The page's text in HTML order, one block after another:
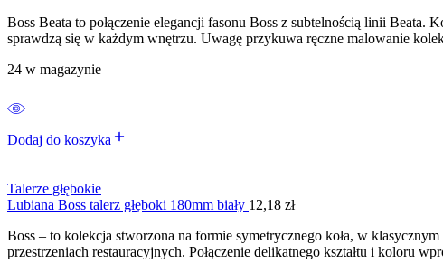
Boss Beata to połączenie elegancji fasonu Boss z subtelnością linii
sprawdzą się w każdym wnętrzu. Uwagę przykuwa ręczne malowanie
24 w magazynie
Dodaj do koszyka
Talerze głębokie
Lubiana Boss talerz głęboki 180mm biały 12,18 zł
Boss – to kolekcja stworzona na formie symetrycznego koła, w
przestrzeniach restauracyjnych. Połączenie delikatnego kształtu i koloru